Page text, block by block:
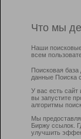
Что мы
Наши
всем
Поисковая
данные Поиска
У вас есть
вы запустите
алгоритмы
Мы
Биржу ссылок.
улучшить